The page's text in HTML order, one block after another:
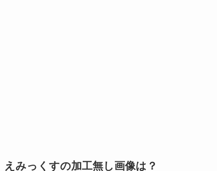
えみっくすの加工無し画像は？